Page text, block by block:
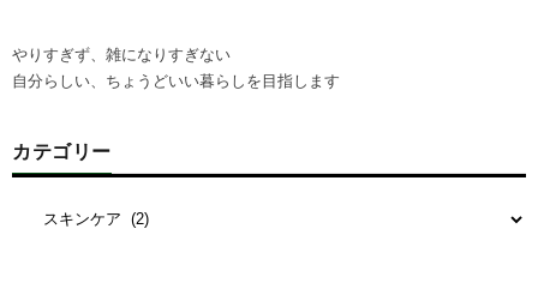
やりすぎず、雑になりすぎない
自分らしい、ちょうどいい暮らしを目指します
カテゴリー